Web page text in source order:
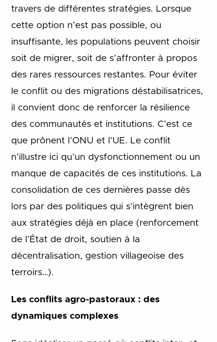
travers de différentes stratégies. Lorsque
cette option n’est pas possible, ou
insuffisante, les populations peuvent choisir
soit de migrer, soit de s’affronter à propos
des rares ressources restantes. Pour éviter
le conflit ou des migrations déstabilisatrices,
il convient donc de renforcer la résilience
des communautés et institutions. C’est ce
que prônent l’ONU et l’UE. Le conflit
n’illustre ici qu’un dysfonctionnement ou un
manque de capacités de ces institutions. La
consolidation de ces dernières passe dès
lors par des politiques qui s’intègrent bien
aux stratégies déjà en place (renforcement
de l’État de droit, soutien à la
décentralisation, gestion villageoise des
terroirs…).
Les conflits agro-pastoraux : des
dynamiques complexes